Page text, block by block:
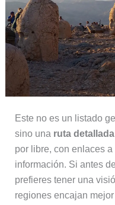
Este no es un listado
sino una ruta
por libre, con enlaces
información. Si antes
prefieres tener una
regiones encajan